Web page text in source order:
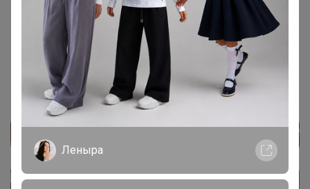
16 марта, 2019 21:31
Катюшка803
В вск утром открою новую закупку
Леныра